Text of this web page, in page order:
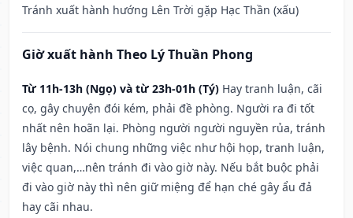
Tránh xuất hành hướng Lên Trời gặp Hạc Thần (xấu)
Giờ xuất hành Theo Lý Thuần Phong
Từ 11h-13h (Ngọ) và từ 23h-01h (Tý) Hay tranh luận, cãi
cọ, gây chuyện đói kém, phải đề phòng. Người ra đi tốt
nhất nên hoãn lại. Phòng người người nguyền rủa, tránh
lây bệnh. Nói chung những việc như hội họp, tranh luận,
việc quan,…nên tránh đi vào giờ này. Nếu bắt buộc phải
đi vào giờ này thì nên giữ miệng để hạn ché gây ẩu đả
hay cãi nhau.